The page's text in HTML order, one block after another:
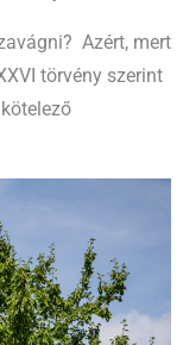
Azért, mert
törvény szerint